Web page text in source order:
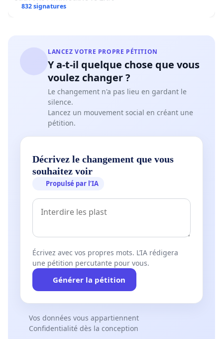
832 signatures
LANCEZ VOTRE PROPRE PÉTITION
Y a-t-il quelque chose que vous
voulez changer ?
Le changement n'a pas lieu en gardant le
silence.
Lancez un mouvement social en créant une
pétition.
Décrivez le changement que vous
souhaitez voir
Propulsé par l’IA
Écrivez avec vos propres mots. L’IA rédigera
une pétition percutante pour vous.
Générer la pétition
Vos données vous appartiennent
Confidentialité dès la conception